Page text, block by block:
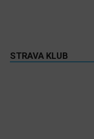
STRAVA KLUB